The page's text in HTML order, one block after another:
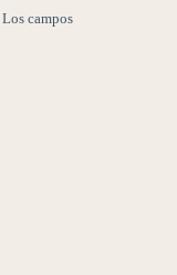
Los campos